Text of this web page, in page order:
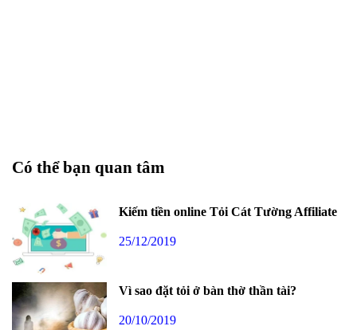
Có thể bạn quan tâm
Kiếm tiền online Tỏi Cát Tường Affiliate
25/12/2019
Vì sao đặt tỏi ở bàn thờ thần tài?
20/10/2019